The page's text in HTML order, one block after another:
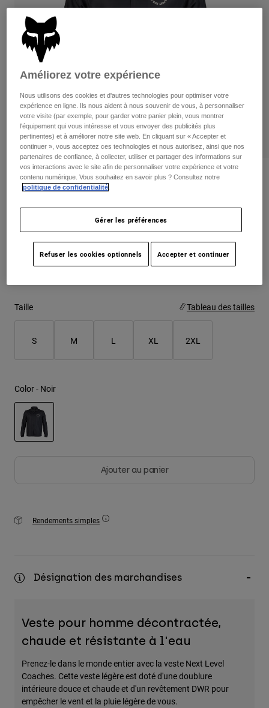
Pants
Goggles
Jackets & Hydration Vests
Base Layers
Gear Bags
Socks
Replacement Parts
Shorts
Pants
Gloves
Goggles
Base Layers
Bottles & Hydration Packs
Socks
Pants
Shorts
Swim
Tout acheter
Womens
Hats
Shirts
Sweatshirts
Jackets
Pants
Shirts
Tout acheter
Critiques
Price reduced from
99,95 C$to69,98 C$ 29% OFF
Taille Tableau des tailles
S M L XL 2XL
Color - Noir
Ajouter au panier
Rendements simples
Désignation des marchandises
Veste pour homme décontractée,
chaude et résistante à l'eau
Prenez-le dans le monde entier avec la veste Next Level
Coaches. Cette veste légère est doté d'une doublure
intérieure douce et chaude et d'un revêtement DWR pour
empêcher le vent et la pluie légère de vous.
Améliorez votre expérience
Nous utilisons des cookies et d'autres technologies pour optimiser votre
expérience en ligne. Ils nous aident à nous souvenir de vous, à personnaliser
votre visite (par exemple, pour garder votre panier plein, vous montrer
l'équipement qui vous intéresse et vous envoyer des publicités plus
pertinentes) et à améliorer notre site web. En cliquant sur « Accepter et
continuer », vous acceptez ces technologies et nous autorisez, ainsi que nos
partenaires de confiance, à collecter, utiliser et partager des informations sur
vos interactions avec le site afin de personnaliser votre expérience et votre
contenu numérique. Vous souhaitez en savoir plus ? Consultez notre
politique de confidentialité
Gérer les préférences
Refuser les cookies optionnels Accepter et continuer